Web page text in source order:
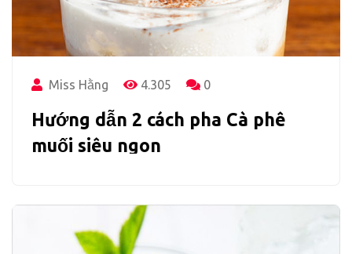
Miss Hằng 4.305 0
Hướng dẫn 2 cách pha Cà phê
muối siêu ngon